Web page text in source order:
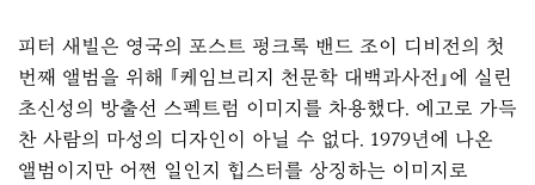
피터 새빌은 영국의 포스트 펑크록 밴드 조이 디비전의 첫
번째 앨범을 위해 『케임브리지 천문학 대백과사전』에 실린
초신성의 방출선 스펙트럼 이미지를 차용했다. 에고로 가득
찬 사람의 마성의 디자인이 아닐 수 없다. 1979년에 나온
앨범이지만 어쩐 일인지 힙스터를 상징하는 이미지로